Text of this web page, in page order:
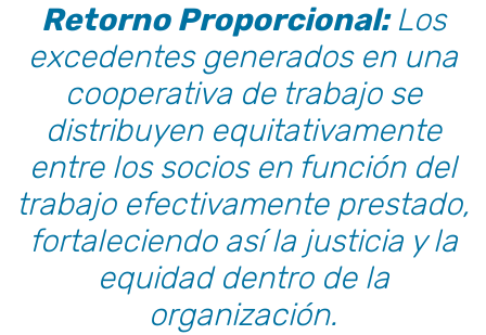
Retorno Proporcional:Los
excedentes generados en una
cooperativa de trabajo se
distribuyen equitativamente
entre los socios en función del
trabajo efectivamente prestado,
fortaleciendo así la justicia y la
equidad dentro de la
organización.